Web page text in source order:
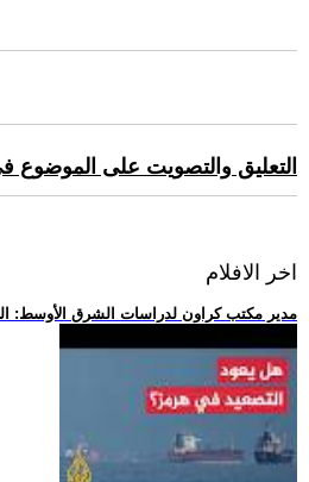
التعليق والتصويت على الموضوع
اخر الافلام
.. مدير مكتب كراون لدراسات الشرق الأوسط: